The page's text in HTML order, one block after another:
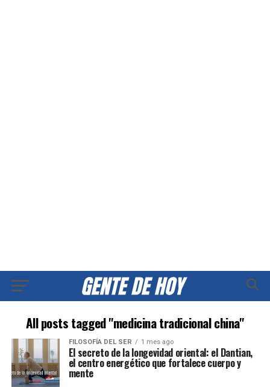
All posts tagged "medicina tradicional china"
FILOSOFÍA DEL SER 1 mes ago
El secreto de la longevidad oriental: el Dantian,
el centro energético que fortalece cuerpo y
mente